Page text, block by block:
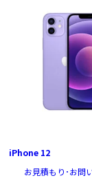
iPhone 12
お見積もり･お問